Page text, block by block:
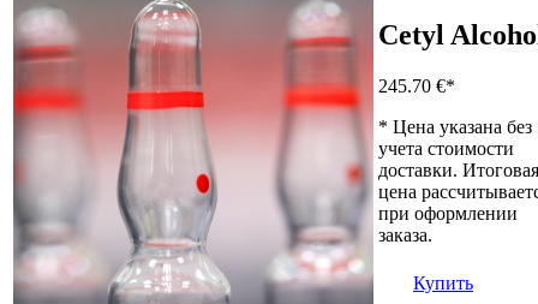
Cetyl
245.70 €*
* Цена указана без
учета стоимости
доставки. Итоговая
цена
при оформлении
заказа.
Купить